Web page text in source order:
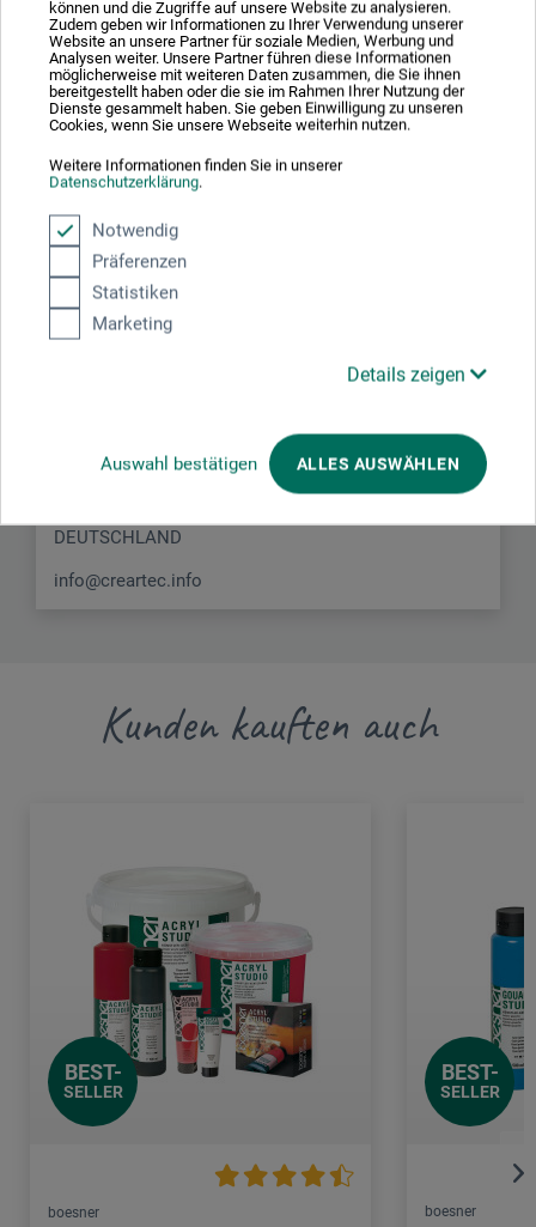
können und die Zugriffe auf unsere Website zu analysieren.
Zudem geben wir Informationen zu Ihrer Verwendung unserer
Website an unsere Partner für soziale Medien, Werbung und
Analysen weiter. Unsere Partner führen diese Informationen
möglicherweise mit weiteren Daten zusammen, die Sie ihnen
bereitgestellt haben oder die sie im Rahmen Ihrer Nutzung der
Dienste gesammelt haben. Sie geben Einwilligung zu unseren
Cookies, wenn Sie unsere Webseite weiterhin nutzen.
Weitere Informationen finden Sie in unserer
Datenschutzerklärung.
Notwendig
Präferenzen
Statistiken
Marketing
Details zeigen
Auswahl bestätigen ALLES AUSWÄHLEN
JETZT PRODUKT BEWERTEN
Hersteller-Kontakt
Hier finden Sie die Kontaktdaten des Herstellers zu
Lauenbühlstr. 59
DEUTSCHLAND
info@creartec.info
Kunden kauften auch
BEST-
SELLER
boesner
BEST-
SELLER
boesner